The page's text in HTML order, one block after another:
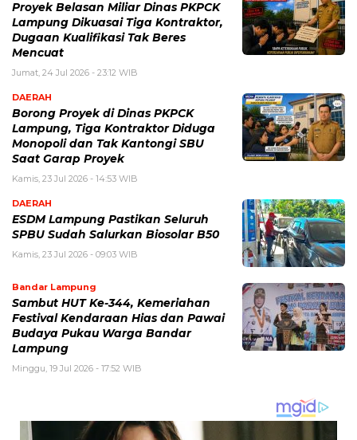
Proyek Belasan Miliar Dinas PKPCK
Lampung Dikuasai Tiga Kontraktor,
Dugaan Kualifikasi Tak Beres
Mencuat
Jumat, 24 Jul 2026 - 23:12 WIB
DAERAH
Borong Proyek di Dinas PKPCK
Lampung, Tiga Kontraktor Diduga
Monopoli dan Tak Kantongi SBU
Saat Garap Proyek
Kamis, 23 Jul 2026 - 14:53 WIB
DAERAH
ESDM Lampung Pastikan Seluruh
SPBU Sudah Salurkan Biosolar B50
Kamis, 23 Jul 2026 - 09:03 WIB
Bandar Lampung
Sambut HUT Ke-344, Kemeriahan
Festival Kendaraan Hias dan Pawai
Budaya Pukau Warga Bandar
Lampung
Minggu, 19 Jul 2026 - 17:52 WIB